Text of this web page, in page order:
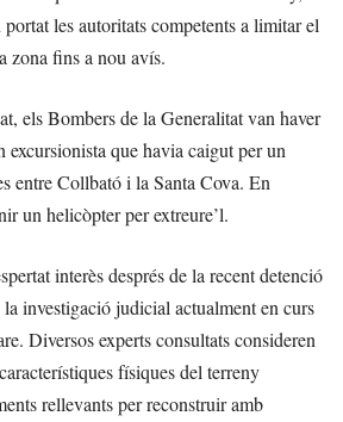
les autoritats competents a limitar el
zona fins a nou avís.
els Bombers de la Generalitat van haver
excursionista que havia caigut per un
entre Collbató i la Santa Cova. En
un helicòpter per extreure’l.
interès després de la recent detenció
investigació judicial actualment en curs
Diversos experts consultats consideren
físiques del terreny
rellevants per reconstruir amb